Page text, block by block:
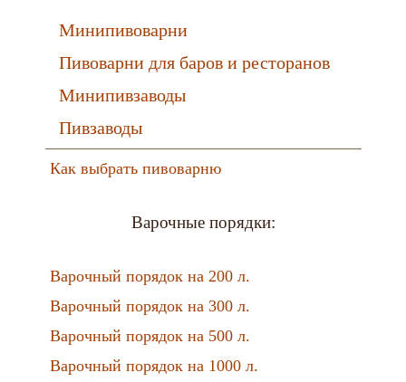
Минипивоварни
Пивоварни для баров и ресторанов
Минипивзаводы
Пивзаводы
Как выбрать пивоварню
Варочные порядки:
Варочный порядок на 200 л.
Варочный порядок на 300 л.
Варочный порядок на 500 л.
Варочный порядок на 1000 л.